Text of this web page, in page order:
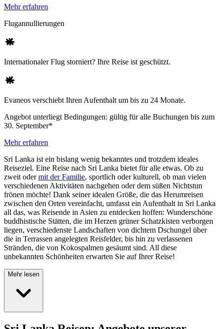
Mehr erfahren
Flugannullierungen
Internationaler Flug storniert? Ihre Reise ist geschützt.
Evaneos verschiebt Ihren Aufenthalt um bis zu 24 Monate.
Angebot unterliegt Bedingungen: gültig für alle Buchungen bis zum
30. September*
Mehr erfahren
Sri Lanka ist ein bislang wenig bekanntes und trotzdem ideales
Reiseziel. Eine Reise nach Sri Lanka bietet für alle etwas. Ob zu
zweit oder mit der Familie, sportlich oder kulturell, ob man vielen
verschiedenen Aktivitäten nachgehen oder dem süßen Nichtstun
frönen möchte! Dank seiner idealen Größe, die das Herumreisen
zwischen den Orten vereinfacht, umfasst ein Aufenthalt in Sri Lanka
all das, was Reisende in Asien zu entdecken hoffen: Wunderschöne
buddhistische Stätten, die im Herzen grüner Schatzkisten verborgen
liegen, verschiedenste Landschaften von dichtem Dschungel über
die in Terrassen angelegten Reisfelder, bis hin zu verlassenen
Stränden, die von Kokospalmen gesäumt sind. All diese
unbekannten Schönheiten erwarten Sie auf Ihrer Reise!
Mehr lesen